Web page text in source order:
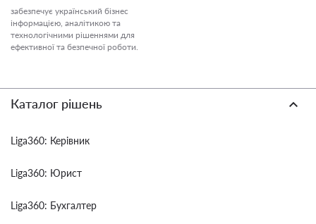
забезпечує український бізнес
інформацією, аналітикою та
технологічними рішеннями для
ефективної та безпечної роботи.
Каталог рішень
Liga360: Керівник
Liga360: Юрист
Liga360: Бухгалтер